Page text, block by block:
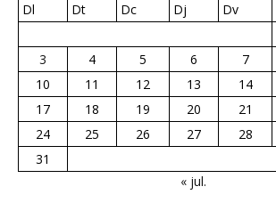
Dl
Dt Dc Dj Dv
3
4 5 6 7
10
11 12 13 14
17
18 19 20 21
24
25 26 27 28
31
« jul.